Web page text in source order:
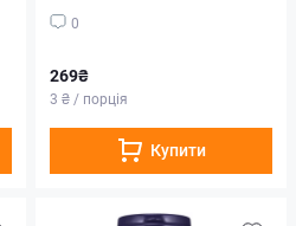
0
269₴
3 ₴ / порція
Купити